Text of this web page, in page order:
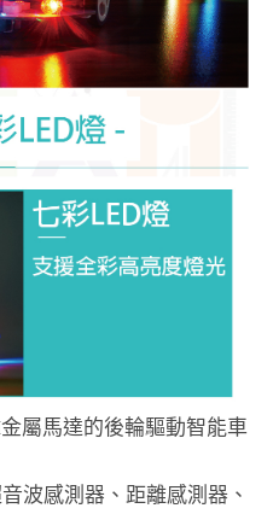
屬馬達的後輪驅動智能車
波感測器、距離感測器、